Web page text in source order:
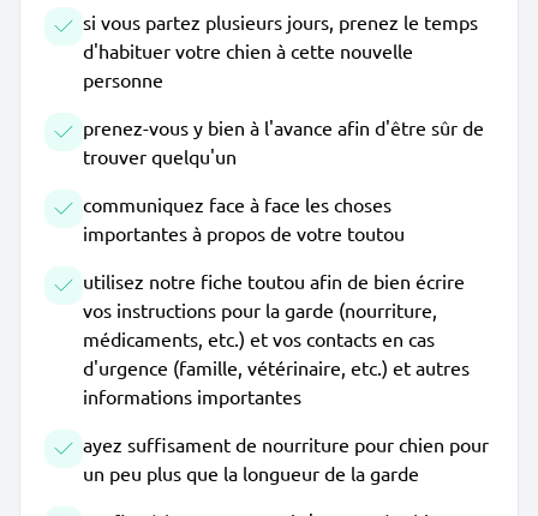
si vous partez plusieurs jours, prenez le temps
d'habituer votre chien à cette nouvelle
personne
prenez-vous y bien à l'avance afin d'être sûr de
trouver quelqu'un
communiquez face à face les choses
importantes à propos de votre toutou
utilisez notre fiche toutou afin de bien écrire
vos instructions pour la garde (nourriture,
médicaments, etc.) et vos contacts en cas
d'urgence (famille, vétérinaire, etc.) et autres
informations importantes
ayez suffisament de nourriture pour chien pour
un peu plus que la longueur de la garde